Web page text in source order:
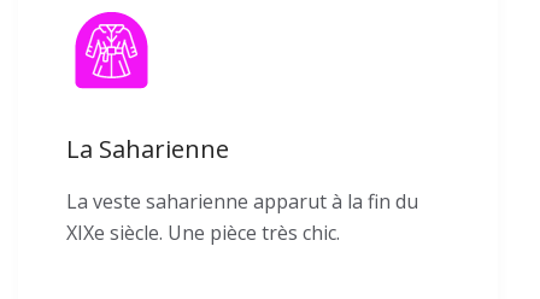
La Saharienne
La veste saharienne apparut à la fin du
XIXe siècle. Une pièce très chic.